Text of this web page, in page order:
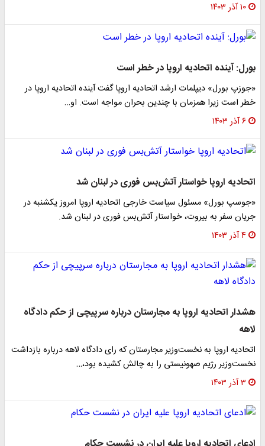
۱۰ آذر ۱۴۰۳
بورل: آینده اتحادیه اروپا در خطر است
«جوزپ بورل» دیپلمات ارشد اتحادیه اروپا گفت آینده اتحادیه اروپا در
خطر است زیرا همزمان با چندین بحران مواجه است. او…
۶ آذر ۱۴۰۳
اتحادیه اروپا خواستار آتش‌بس فوری در لبنان شد
«جوسپ بورل» مسئول سیاست خارجی اتحادیه اروپا امروز یکشنبه در
جریان سفر به بیروت، خواستار آتش‌بس فوری در لبنان شد.
۴ آذر ۱۴۰۳
هشدار اتحادیه اروپا به مجارستان درباره سرپیچی از حکم دادگاه
لاهه
اتحادیه اروپا به نخست‌وزیر مجارستان که رای دادگاه لاهه درباره بازداشت
نخست‌وزیر رژیم صهونیستی را به چالش کشیده بود،…
۳ آذر ۱۴۰۳